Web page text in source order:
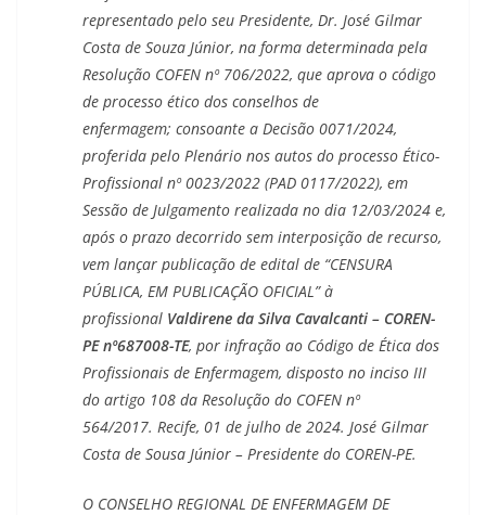
representado pelo seu Presidente, Dr. José Gilmar
Costa de Souza Júnior, na forma determinada pela
Resolução COFEN nº 706/2022, que aprova o código
de processo ético dos conselhos de
enfermagem; consoante a Decisão 0071/2024,
proferida pelo Plenário nos autos do processo Ético-
Profissional nº 0023/2022 (PAD 0117/2022), em
Sessão de Julgamento realizada no dia 12/03/2024 e,
após o prazo decorrido sem interposição de recurso,
vem lançar publicação de edital de “CENSURA
PÚBLICA, EM PUBLICAÇÃO OFICIAL” à
profissional Valdirene da Silva Cavalcanti – COREN-
PE nº687008-TE, por infração ao Código de Ética dos
Profissionais de Enfermagem, disposto no inciso III
do artigo 108 da Resolução do COFEN nº
564/2017. Recife, 01 de julho de 2024. José Gilmar
Costa de Sousa Júnior – Presidente do COREN-PE.
O CONSELHO REGIONAL DE ENFERMAGEM DE